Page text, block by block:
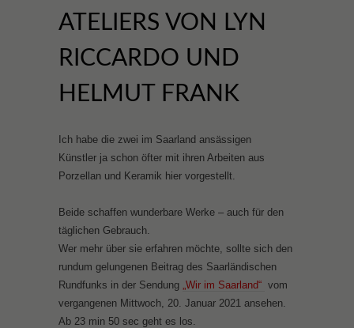
ATELIERS VON LYN
RICCARDO UND
HELMUT FRANK
Ich habe die zwei im Saarland ansässigen
Künstler ja schon öfter mit ihren Arbeiten aus
Porzellan und Keramik hier vorgestellt.
Beide schaffen wunderbare Werke – auch für den
täglichen Gebrauch.
Wer mehr über sie erfahren möchte, sollte sich den
rundum gelungenen Beitrag des Saarländischen
Rundfunks in der Sendung „Wir im Saarland“ vom
vergangenen Mittwoch, 20. Januar 2021 ansehen.
Ab 23 min 50 sec geht es los.